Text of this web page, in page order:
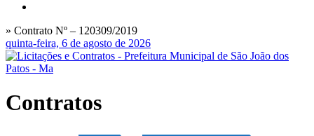
» Contrato Nº – 120309/2019
quinta-feira, 6 de agosto de 2026
Contratos